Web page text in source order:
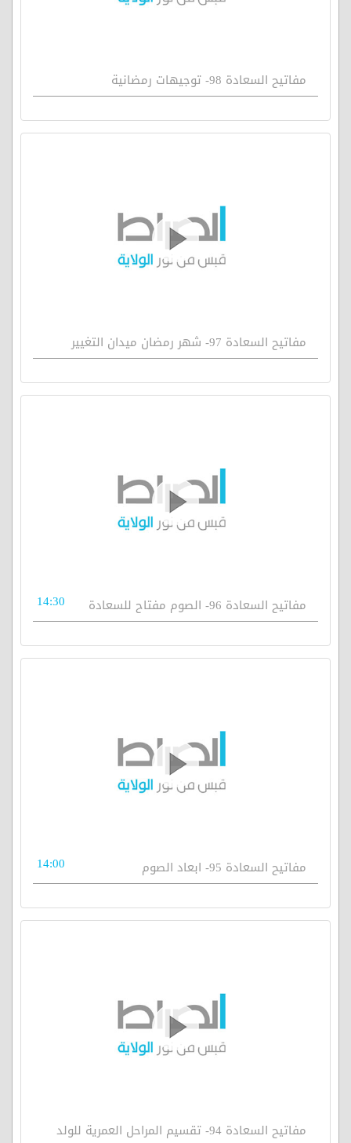
مفاتيح السعادة 98- توجيهات رمضانية
مفاتيح السعادة 97- شهر رمضان ميدان التغيير
مفاتيح السعادة 96- الصوم مفتاح للسعادة 14:30
مفاتيح السعادة 95- ابعاد الصوم 14:00
مفاتيح السعادة 94- تقسيم المراحل العمرية للولد